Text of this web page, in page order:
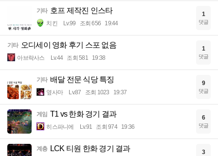
기타 호프 제작진 인스타
치킨 Lv.99 조회 656 19:44
1
댓글
기타 오디세이 영화 후기 스포 없음
아브락사스 Lv.44 조회 581 19:38
1
댓글
기타 배달 전문 식당 특징
옆사마 Lv.87 조회 1023 19:37
9
댓글
게임 T1 vs 한화 경기 결과
히스파니에 Lv.91 조회 974 19:36
6
댓글
계층 LCK 티원 한화 경기 결과 3